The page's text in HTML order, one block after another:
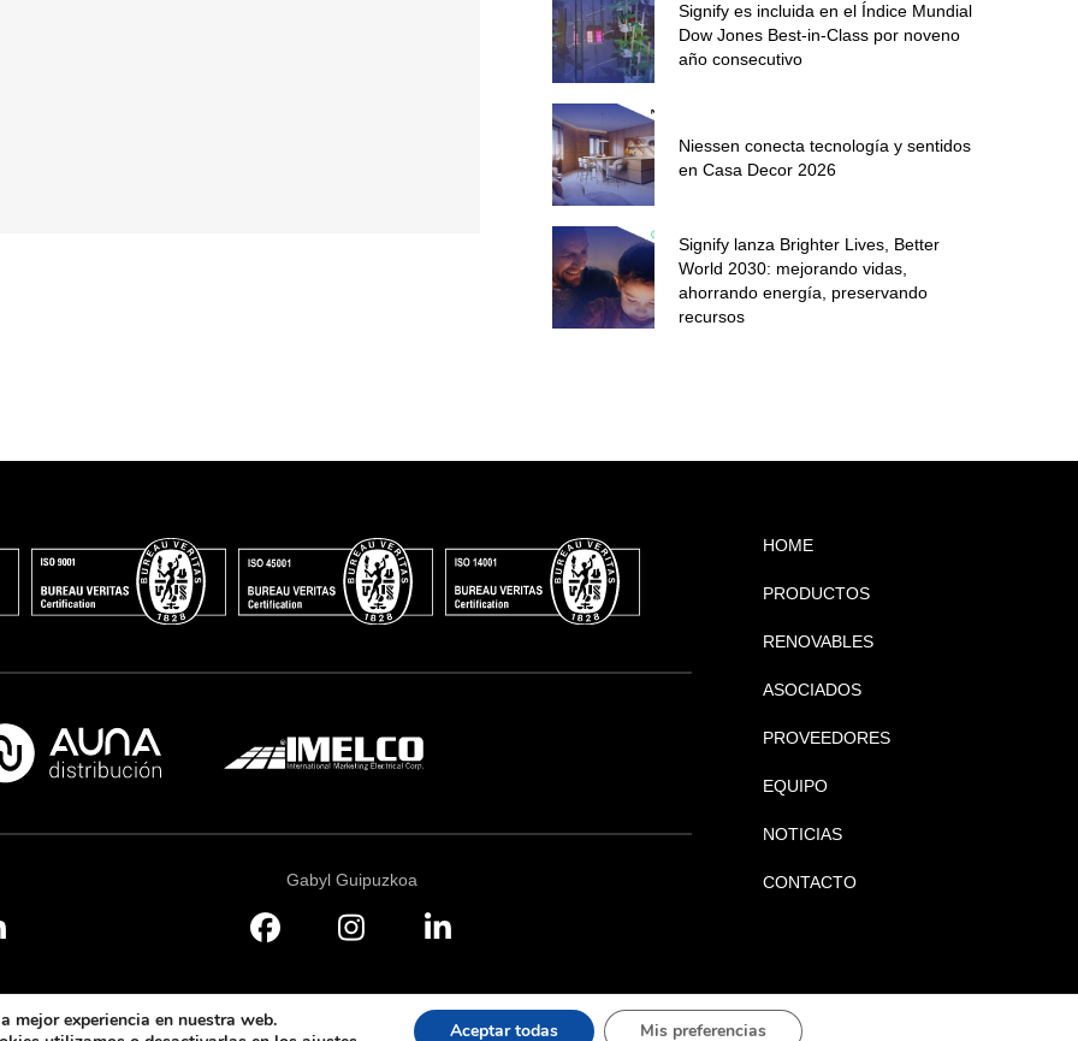
Signify es incluida en el Índice Mundial
Dow Jones Best-in-Class por noveno
año consecutivo
Niessen conecta tecnología y sentidos
en Casa Decor 2026
Signify lanza Brighter Lives, Better
World 2030: mejorando vidas,
ahorrando energía, preservando
recursos
Gabyl Guipuzkoa
HOME
PRODUCTOS
RENOVABLES
ASOCIADOS
PROVEEDORES
EQUIPO
NOTICIAS
CONTACTO
Aviso legal| Política de privacidad|Política de cookies
mejor experiencia en nuestra web.
Aceptar todas Mis preferencias